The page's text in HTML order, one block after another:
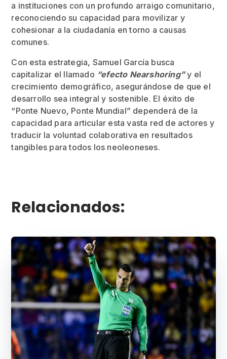
a instituciones con un profundo arraigo comunitario,
reconociendo su capacidad para movilizar y
cohesionar a la ciudadanía en torno a causas
comunes.
Con esta estrategia, Samuel García busca
capitalizar el llamado “efecto Nearshoring”y el
crecimiento demográfico, asegurándose de que el
desarrollo sea integral y sostenible. El éxito de
“Ponte Nuevo, Ponte Mundial” dependerá de la
capacidad para articular esta vasta red de actores y
traducir la voluntad colaborativa en resultados
tangibles para todos los neoleoneses.
Relacionados: